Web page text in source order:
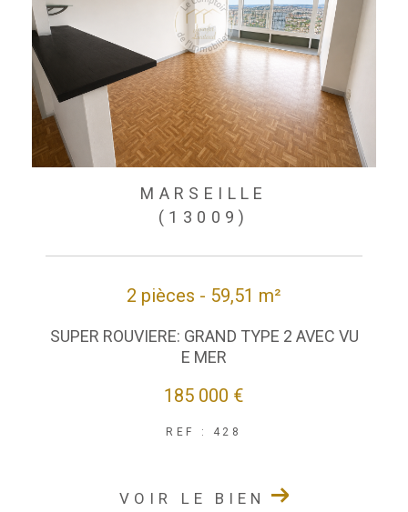
MARSEILLE
(13009)
2 pièces - 59,51 m²
SUPER ROUVIERE: GRAND TYPE 2 AVEC VU
E MER
185 000 €
REF : 428
VOIR LE BIEN